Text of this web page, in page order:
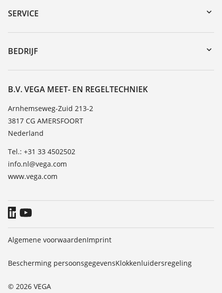
Downloads
DTM Collection/PACTware
SERVICE
Reparatieformulier instrument
Seminars
Bestendigheidslijst
TeamViewer
BEDRIJF
Vacature
Over VEGA
Contact
Nieuws
Persberichten
Blog
B.V. VEGA MEET- EN REGELTECHNIEK
Arnhemseweg-Zuid 213-2
3817 CG AMERSFOORT
Nederland
Tel.: +31 33 4502502
info.nl@vega.com
www.vega.com
© 2026 VEGA
Algemene voorwaardenImprint
Bescherming persoonsgegevensKlokkenluidersregeling